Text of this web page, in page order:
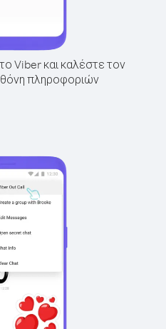
Viber και καλέστε τον
πληροφοριών